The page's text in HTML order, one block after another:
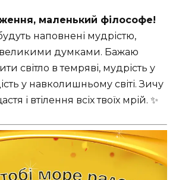
маленький філософе!
наповнені мудрістю,
великими думками. Бажаю
світло в темряві, мудрість у
у навколишньому світі. Зичу
і втілення всіх твоїх мрій. ✨